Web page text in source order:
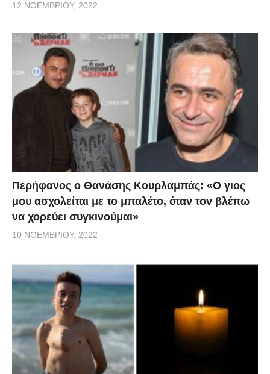
12 ΝΟΕΜΒΡΊΟΥ, 2022
Περήφανος ο Θανάσης Κουρλαμπάς: «Ο γιος
μου ασχολείται με το μπαλέτο, όταν τον βλέπω
να χορεύει συγκινούμαι»
10 ΝΟΕΜΒΡΊΟΥ, 2022